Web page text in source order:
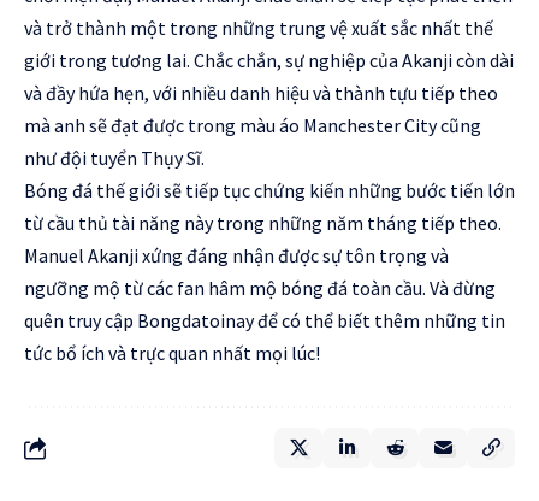
và trở thành một trong những trung vệ xuất sắc nhất thế
giới trong tương lai. Chắc chắn, sự nghiệp của Akanji còn dài
và đầy hứa hẹn, với nhiều danh hiệu và thành tựu tiếp theo
mà anh sẽ đạt được trong màu áo Manchester City cũng
như đội tuyển Thụy Sĩ.
Bóng đá thế giới sẽ tiếp tục chứng kiến những bước tiến lớn
từ cầu thủ tài năng này trong những năm tháng tiếp theo.
Manuel Akanji xứng đáng nhận được sự tôn trọng và
ngưỡng mộ từ các fan hâm mộ bóng đá toàn cầu. Và đừng
quên truy cập Bongdatoinayđể có thể biết thêm những tin
tức bổ ích và trực quan nhất mọi lúc!